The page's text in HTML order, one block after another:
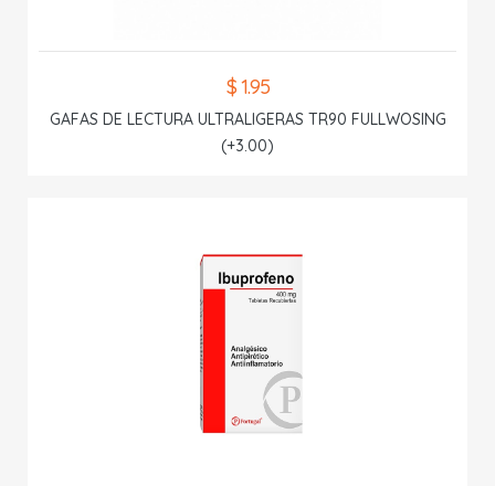
$ 1.95
GAFAS DE LECTURA ULTRALIGERAS TR90 FULLWOSING
(+3.00)